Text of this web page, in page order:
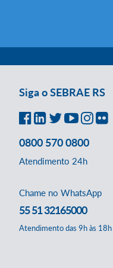
Siga o SEBRAE RS
0800 570 0800
Atendimento 24h
Chame no WhatsApp
55 51 32165000
Atendimento das 9h às 18h